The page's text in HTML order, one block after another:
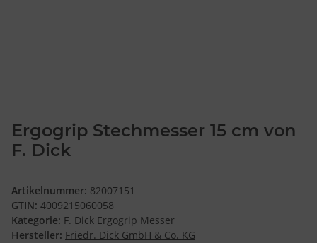
Ergogrip Stechmesser 15 cm von
F. Dick
Artikelnummer: 82007151
GTIN: 4009215060058
Kategorie: F. Dick Ergogrip Messer
Hersteller: Friedr. Dick GmbH & Co. KG